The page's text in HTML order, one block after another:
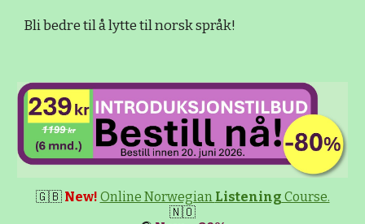
Bli bedre til å lytte til norsk språk!
🇬🇧 New! Online Norwegian Listening Course.
🇳🇴